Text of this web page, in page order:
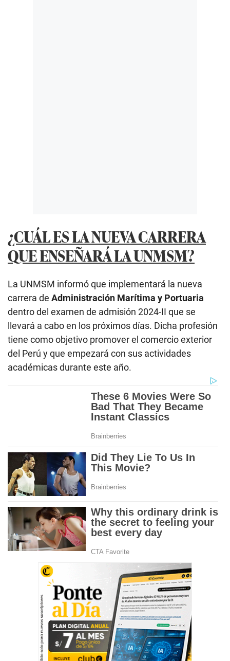
¿CUÁL ES LA NUEVA CARRERA
QUE ENSEÑARÁ LA UNMSM?
La UNMSM informó que implementará la nueva
carrera de Administración Marítima y Portuaria
dentro del examen de admisión 2024-II que se
llevará a cabo en los próximos días. Dicha profesión
tiene como objetivo promover el comercio exterior
del Perú y que empezará con sus actividades
académicas durante este año.